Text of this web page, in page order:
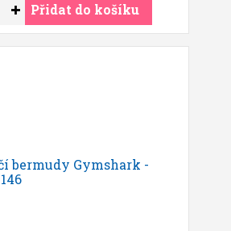
Přidat do košíku